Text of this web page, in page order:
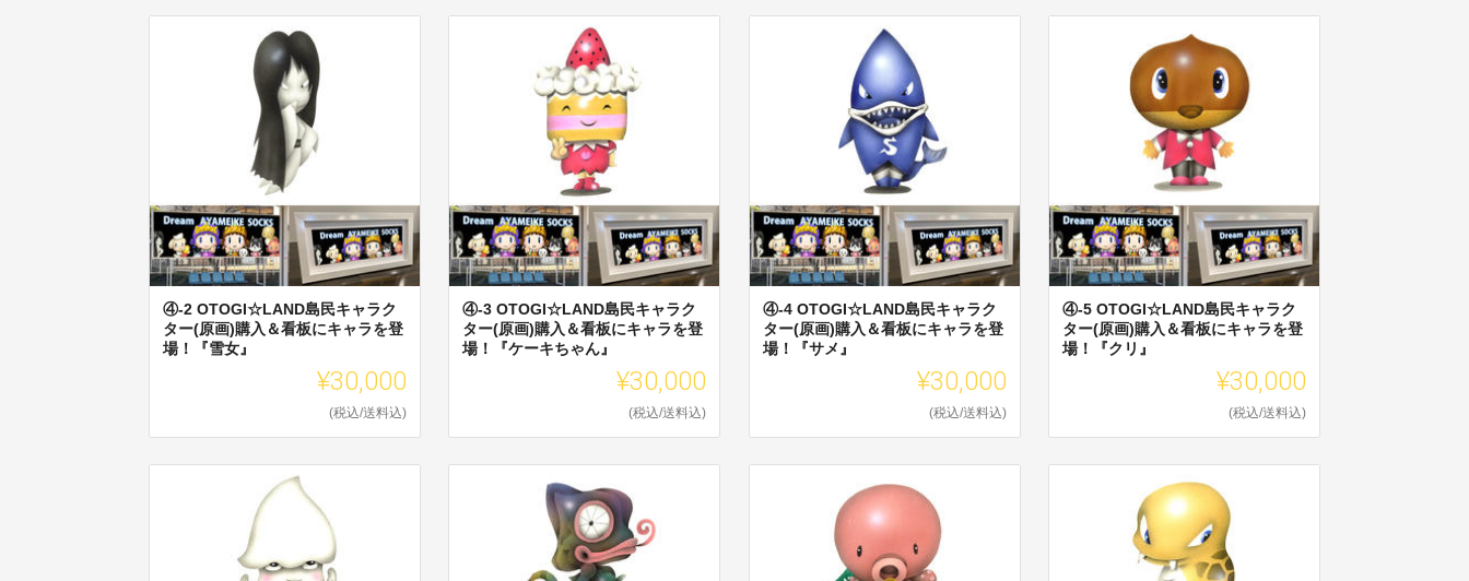
④-2 OTOGI☆LAND島民キャラク
ター(原画)購入＆看板にキャラを登
場！『雪女』
¥30,000
(税込/送料込)
④-3 OTOGI☆LAND島民キャラク
ター(原画)購入＆看板にキャラを登
場！『ケーキちゃん』
¥30,000
(税込/送料込)
④-4 OTOGI☆LAND島民キャラク
ター(原画)購入＆看板にキャラを登
場！『サメ』
¥30,000
(税込/送料込)
④-5 OTOGI☆LAND島民キャラク
ター(原画)購入＆看板にキャラを登
場！『クリ』
¥30,000
(税込/送料込)